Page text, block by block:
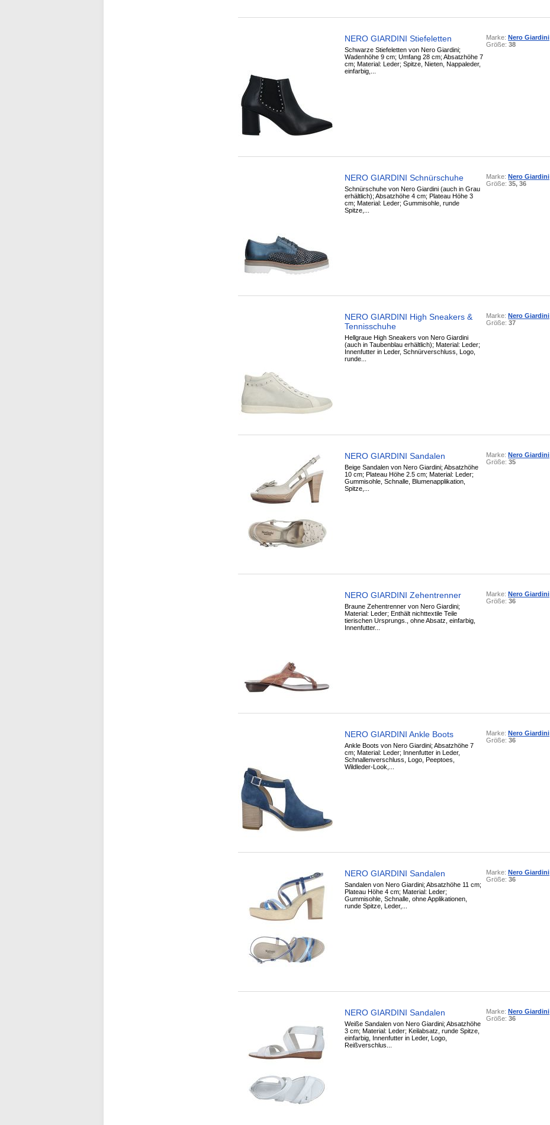
NERO GIARDINI Stiefeletten
Schwarze Stiefeletten von Nero Giardini;
Wadenhöhe 9 cm; Umfang 28 cm; Absatzhöhe 7
cm; Material: Leder; Spitze, Nieten, Nappaleder,
einfarbig,...
Marke:Nero Giardini
Größe:38
NERO GIARDINI Schnürschuhe
Schnürschuhe von Nero Giardini (auch in Grau
erhältlich); Absatzhöhe 4 cm; Plateau Höhe 3
cm; Material: Leder; Gummisohle, runde
Spitze,...
Marke:Nero Giardini
Größe:35, 36
NERO GIARDINI High Sneakers &
Tennisschuhe
Hellgraue High Sneakers von Nero Giardini
(auch in Taubenblau erhältlich); Material: Leder;
Innenfutter in Leder, Schnürverschluss, Logo,
runde...
Marke:Nero Giardini
Größe:37
NERO GIARDINI Sandalen
Beige Sandalen von Nero Giardini; Absatzhöhe
10 cm; Plateau Höhe 2.5 cm; Material: Leder;
Gummisohle, Schnalle, Blumenapplikation,
Spitze,...
Marke:Nero Giardini
Größe:35
NERO GIARDINI Zehentrenner
Braune Zehentrenner von Nero Giardini;
Material: Leder; Enthält nichttextile Teile
tierischen Ursprungs., ohne Absatz, einfarbig,
Innenfutter...
Marke:Nero Giardini
Größe:36
NERO GIARDINI Ankle Boots
Ankle Boots von Nero Giardini; Absatzhöhe 7
cm; Material: Leder; Innenfutter in Leder,
Schnallenverschluss, Logo, Peeptoes,
Wildleder-Look,...
Marke:Nero Giardini
Größe:36
NERO GIARDINI Sandalen
Sandalen von Nero Giardini; Absatzhöhe 11 cm;
Plateau Höhe 4 cm; Material: Leder;
Gummisohle, Schnalle, ohne Applikationen,
runde Spitze, Leder,...
Marke:Nero Giardini
Größe:36
NERO GIARDINI Sandalen
Weiße Sandalen von Nero Giardini; Absatzhöhe
3 cm; Material: Leder; Keilabsatz, runde Spitze,
einfarbig, Innenfutter in Leder, Logo,
Reißverschlus...
Marke:Nero Giardini
Größe:36